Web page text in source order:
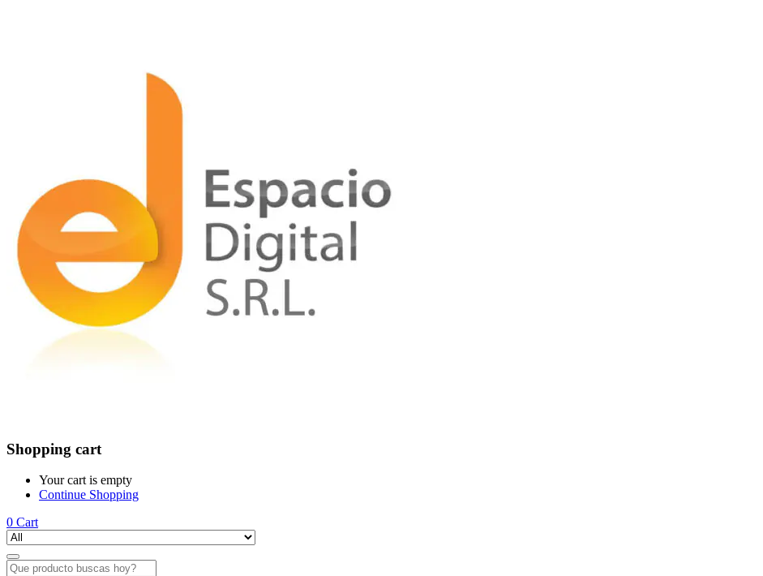
Shopping cart
Your cart is empty
Continue Shopping
0 Cart